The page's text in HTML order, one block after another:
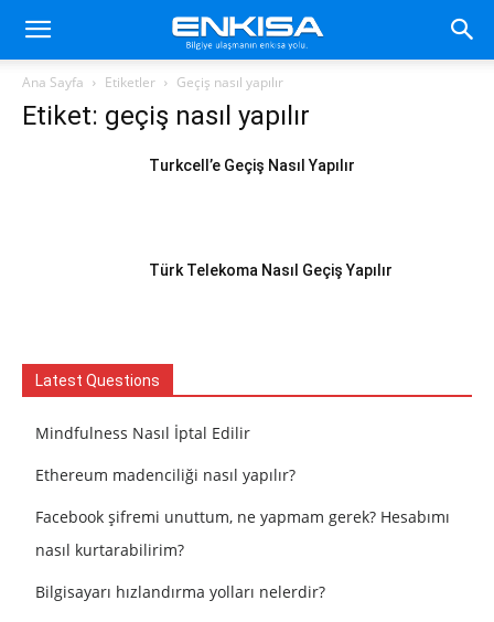
Ana Sayfa Etiketler Geçiş nasıl yapılır
Etiket: geçiş nasıl yapılır
Turkcell’e Geçiş Nasıl Yapılır
Türk Telekoma Nasıl Geçiş Yapılır
Latest Questions
Mindfulness Nasıl İptal Edilir
Ethereum madenciliği nasıl yapılır?
Facebook şifremi unuttum, ne yapmam gerek? Hesabımı
nasıl kurtarabilirim?
Bilgisayarı hızlandırma yolları nelerdir?